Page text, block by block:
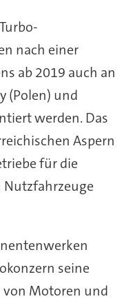
nach einer
ab 2019 auch an
(Polen) und
werden. Das
Aspern
für die
Nutzfahrzeuge
seine
von Motoren und